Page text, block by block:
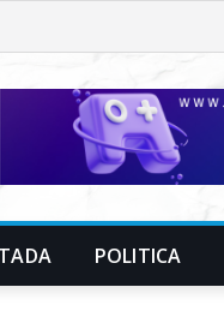
POLITICA